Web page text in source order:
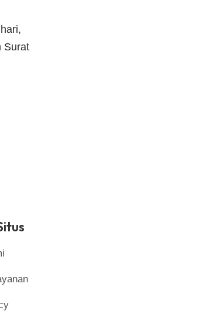
Surat